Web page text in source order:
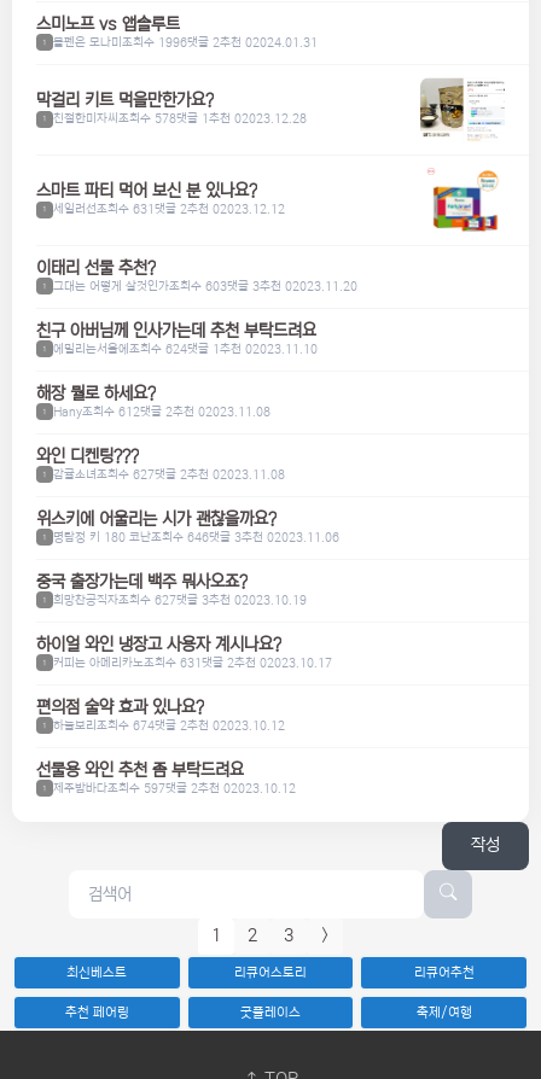
스미노프 vs 앱솔루트
1 볼펜은 모나미 조회수 1996댓글 2추천 02024.01.31
막걸리 키트 먹을만한가요?
1 친절한미자씨 조회수 578댓글 1추천 02023.12.28
스마트 파티 먹어 보신 분 있나요?
1 세일러선조회수 631댓글 2추천 02023.12.12
이태리 선물 추천?
1 그대는 어떻게 살것인가조회수 603댓글 3추천 02023.11.20
친구 아버님께 인사가는데 추천 부탁드려요
1 에밀리는서울에 조회수 624댓글 1추천 02023.11.10
해장 뭘로 하세요?
1 Hany조회수 612댓글 2추천 02023.11.08
와인 디켄팅???
1 감귤소녀조회수 627댓글 2추천 02023.11.08
위스키에 어울리는 시가 괜찮을까요?
1 명탐정 키 180 코난조회수 646댓글 3추천 02023.11.06
중국 출장가는데 백주 뭐사오죠?
1 희망찬공직자조회수 627댓글 3추천 02023.10.19
하이얼 와인 냉장고 사용자 계시나요?
1 커피는 아메리카노조회수 631댓글 2추천 02023.10.17
편의점 술약 효과 있나요?
1 하늘보리조회수 674댓글 2추천 02023.10.12
선물용 와인 추천 좀 부탁드려요
1 제주밤바다조회수 597댓글 2추천 02023.10.12
작성
1 2 3 >
최신베스트 리큐어스토리 리큐어추천
추천 페어링 굿플레이스 축제/여행